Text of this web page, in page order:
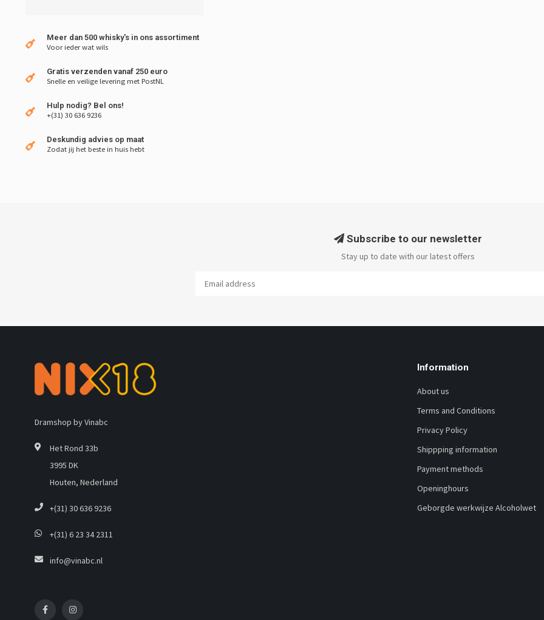
Meer dan 500 whisky's in ons assortiment
Voor ieder wat wils
Gratis verzenden vanaf 250 euro
Snelle en veilige levering met PostNL
Hulp nodig? Bel ons!
+(31) 30 636 9236
Deskundig advies op maat
Zodat jij het beste in huis hebt
Subscribe to our newsletter
Stay up to date with our latest offers
Dramshop by Vinabc
Het Rond 33b
3995 DK
Houten, Nederland
+(31) 30 636 9236
+(31) 6 23 34 2311
info@vinabc.nl
Information
About us
Terms and Conditions
Privacy Policy
Shippping information
Payment methods
Openinghours
Geborgde werkwijze Alcoholwet